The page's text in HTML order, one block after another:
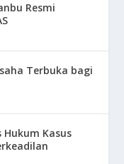
Resmi
Terbuka bagi
Hukum Kasus